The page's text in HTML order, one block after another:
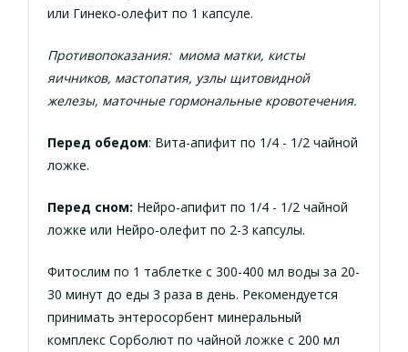
или Гинеко-олефит по 1 капсуле.
Противопоказания: миома матки, кисты
яичников, мастопатия, узлы щитовидной
железы, маточные гормональные кровотечения.
Перед обедом: Вита-апифит по 1/4 - 1/2 чайной
ложке.
Перед сном: Нейро-апифит по 1/4 - 1/2 чайной
ложке или Нейро-олефит по 2-3 капсулы.
Фитослим по 1 таблетке с 300-400 мл воды за 20-
30 минут до еды 3 раза в день. Рекомендуется
принимать энтеросорбент минеральный
комплекс Сорболют по чайной ложке с 200 мл